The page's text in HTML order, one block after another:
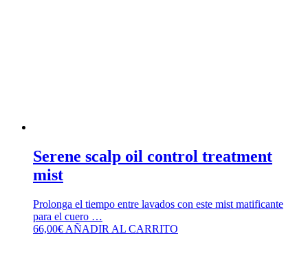
Serene scalp oil control treatment
mist
Prolonga el tiempo entre lavados con este mist matificante
para el cuero …
66,00€ AÑADIR AL CARRITO